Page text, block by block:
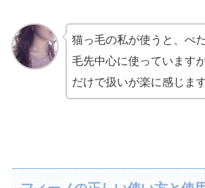
猫っ毛の私が使うと、ぺ
毛先中心に使っています
だけで扱いが楽に感じます